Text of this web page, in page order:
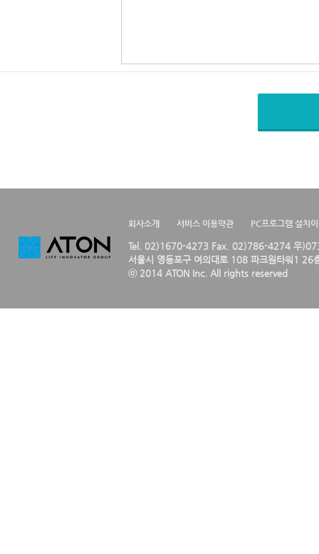
회사소개 서비스 이용약관 PC프로그램 설치
Tel. 02)1670-4273 Fax. 02)786-4274 우
서울시 영등포구 여의대로 108 파크원타워1 26
ⓒ 2014 ATON Inc. All rights reserved